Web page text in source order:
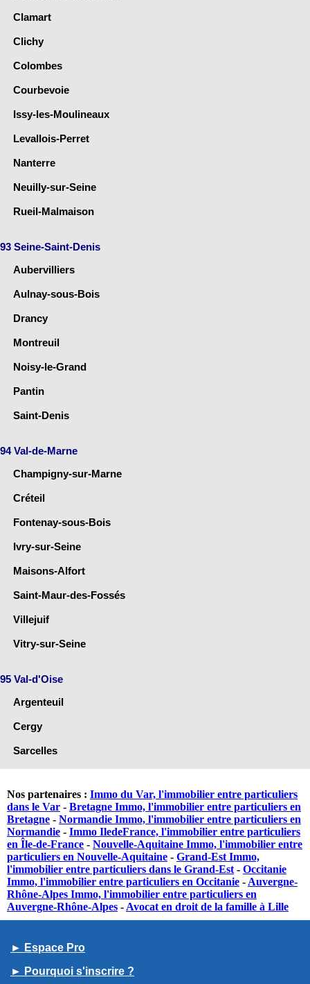
Clamart
Clichy
Colombes
Courbevoie
Issy-les-Moulineaux
Levallois-Perret
Nanterre
Neuilly-sur-Seine
Rueil-Malmaison
93 Seine-Saint-Denis
Aubervilliers
Aulnay-sous-Bois
Drancy
Montreuil
Noisy-le-Grand
Pantin
Saint-Denis
94 Val-de-Marne
Champigny-sur-Marne
Créteil
Fontenay-sous-Bois
Ivry-sur-Seine
Maisons-Alfort
Saint-Maur-des-Fossés
Villejuif
Vitry-sur-Seine
95 Val-d'Oise
Argenteuil
Cergy
Sarcelles
Nos partenaires : Immo du Var, l'immobilier entre particuliers
dans le Var - Bretagne Immo, l'immobilier entre particuliers en
Bretagne - Normandie Immo, l'immobilier entre particuliers en
Normandie - Immo IledeFrance, l'immobilier entre particuliers
en Île-de-France - Nouvelle-Aquitaine Immo, l'immobilier entre
particuliers en Nouvelle-Aquitaine - Grand-Est Immo,
l'immobilier entre particuliers dans le Grand-Est - Occitanie
Immo, l'immobilier entre particuliers en Occitanie - Auvergne-
Rhône-Alpes Immo, l'immobilier entre particuliers en
Auvergne-Rhône-Alpes - Avocat en droit de la famille à Lille
► Espace Pro
► Pourquoi s'inscrire ?